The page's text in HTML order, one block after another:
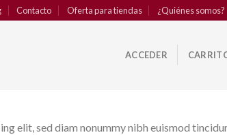
Contacto Oferta para tiendas ¿Quiénes somos?
ACCEDER
elit, sed diam nonummy nibh euismod